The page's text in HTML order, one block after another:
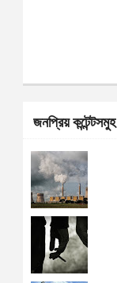
জনপ্রিয় কন্টেন্টসমুহ